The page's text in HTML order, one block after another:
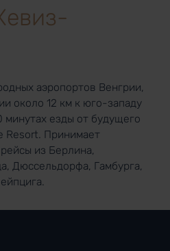
аэропортов Венгрии,
около 12 км к юго-западу
минутах езды от будущего
Resort. Принимает
из Берлина,
Дюссельдорфа, Гамбурга,